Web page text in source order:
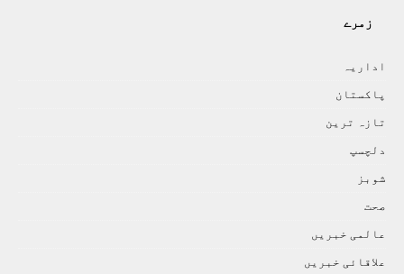
زمرے
اداريہ
پاکستان
تازہ ترين
دلچسپ
شوبز
صحت
عالمی خبريں
علاقائی خبريں